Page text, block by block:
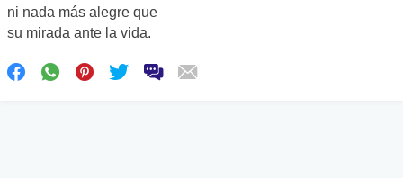
ni nada más alegre que
su mirada ante la vida.